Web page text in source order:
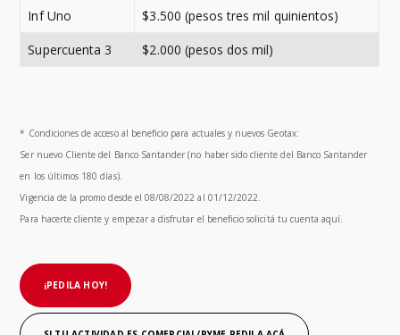
Inf Uno
$3.500 (pesos tres mil quinientos)
Supercuenta 3
$2.000 (pesos dos mil)
* Condiciones de acceso al beneficio para actuales y nuevos Geotax:
Ser nuevo Cliente del Banco Santander (no haber sido cliente del Banco Santander
en los últimos 180 días).
Vigencia de la promo desde el 08/08/2022 al 01/12/2022.
Para hacerte cliente y empezar a disfrutar el beneficio solicitá tu cuenta aquí.
¡PEDILA HOY!